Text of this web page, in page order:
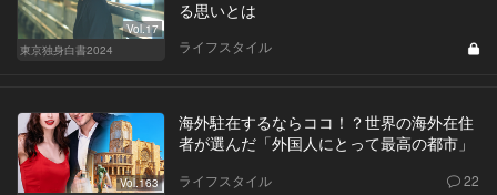
Vol.17
東京独身白書2024
る思いとは
ライフスタイル
Vol.163
海外駐在するならココ！？世界の海外在住
者が選んだ「外国人にとって最高の都市」
ライフスタイル 22